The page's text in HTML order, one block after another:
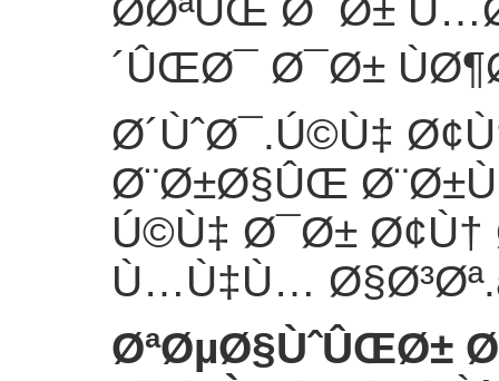
Ø­ØªÛŒ Ø¯Ø±
´ÛŒØ¯ Ø¯Ø±
Ø´ÙˆØ¯.Ú©Ù‡
Ø¨Ø±Ø§ÛŒ
Ú©Ù‡ Ø¯Ø±
Ù…Ù‡Ù… Ø§Ø³Øª.
ØªØµØ§ÙˆÛŒØ±